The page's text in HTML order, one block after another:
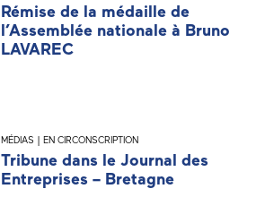
Rémise de la médaille de
l’Assemblée nationale à Bruno
LAVAREC
MÉDIAS | EN CIRCONSCRIPTION
Tribune dans le Journal des
Entreprises – Bretagne